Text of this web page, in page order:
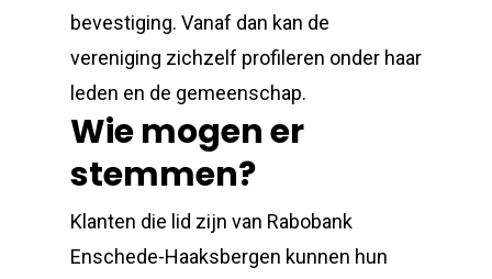
bevestiging. Vanaf dan kan de
vereniging zichzelf profileren onder haar
leden en de gemeenschap.
Wie mogen er
stemmen?
Klanten die lid zijn van Rabobank
Enschede-Haaksbergen kunnen hun